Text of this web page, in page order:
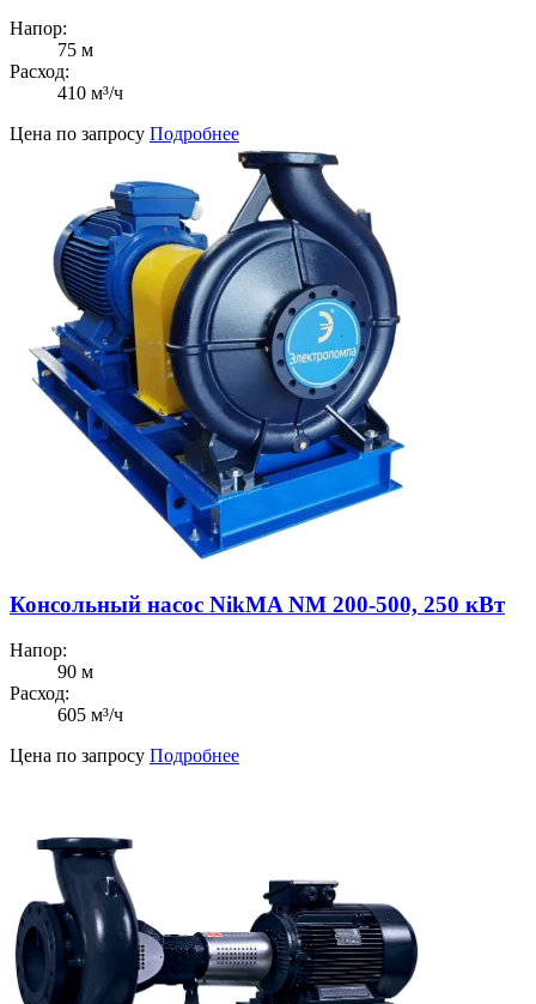
Напор:
75 м
Расход:
410 м³/ч
Цена по запросу Подробнее
Консольный насос NikMA NM 200-500, 250 кВт
Напор:
90 м
Расход:
605 м³/ч
Цена по запросу Подробнее